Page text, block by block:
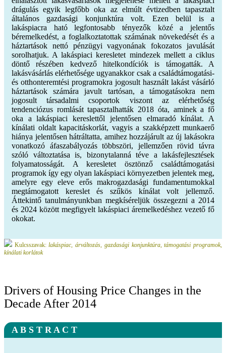
drágulás egyik legfőbb oka az elmúlt évtizedben tapasztalt
általános gazdasági konjunktúra volt. Ezen belül is a
lakáspiacra ható legfontosabb tényezők közé a jelentős
béremelkedést, a foglalkoztatottak számának növekedését és a
háztartások nettó pénzügyi vagyonának fokozatos javulását
sorolhatjuk. A lakáspiaci keresletet mindezek mellett a ciklus
döntő részében kedvező hitelkondíciók is támogatták. A
lakásvásárlás elérhetősége ugyanakkor csak a családtámogatási-
és otthonteremtési programokra jogosult használt lakást vásárló
háztartások számára javult tartósan, a támogatásokra nem
jogosult társadalmi csoportok viszont az elérhetőség
tendenciózus romlását tapasztalhatták 2018 óta, aminek a fő
oka a lakáspiaci kereslettől jelentősen elmaradó kínálat. A
kínálati oldalt kapacitáskorlát, vagyis a szakképzett munkaerő
hiánya jelentősen hátráltatta, amihez hozzájárult az új lakásokra
vonatkozó áfaszabályozás többszöri, jellemzően rövid távra
szóló változtatása is, bizonytalanná téve a lakásfejlesztések
folyamatosságát. A keresletet ösztönző családtámogatási
programok így egy olyan lakáspiaci környezetben jelentek meg,
amelyre egy eleve erős makrogazdasági fundamentumokkal
megtámogatott kereslet és szűkös kínálat volt jellemző.
Áttekintő tanulmányunkban megkíséreljük összegezni a 2014
és 2024 között megfigyelt lakáspiaci áremelkedéshez vezető fő
okokat.
Kulcsszavak:lakáspiac, árváltozás, gazdasági konjunktúra, támogatási programok,
kínálati korlátok
Drivers of Housing Price Changes in the
Decade After 2014
A B S T R A C T